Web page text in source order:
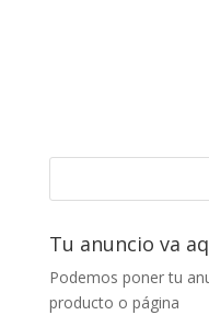
Tu anuncio va
Podemos poner tu
producto o página